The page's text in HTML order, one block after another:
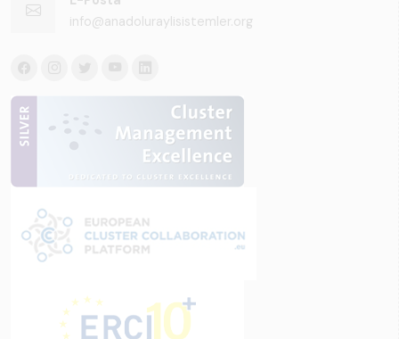
info@anadoluraylisistemler.org